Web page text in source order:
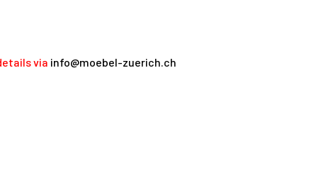
via info@moebel-zuerich.ch